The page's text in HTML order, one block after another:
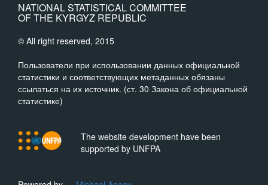
NATIONAL STATISTICAL COMMITTEE
OF THE KYRGYZ REPUBLIC
© All right reserved, 2015
Пользователи при использовании данных официальной
статистики и соответствующих метаданных обязаны
ссылаться на их источник. (ст. 30 Закона об официальной
статистике)
The website development have been
supported by UNFPA